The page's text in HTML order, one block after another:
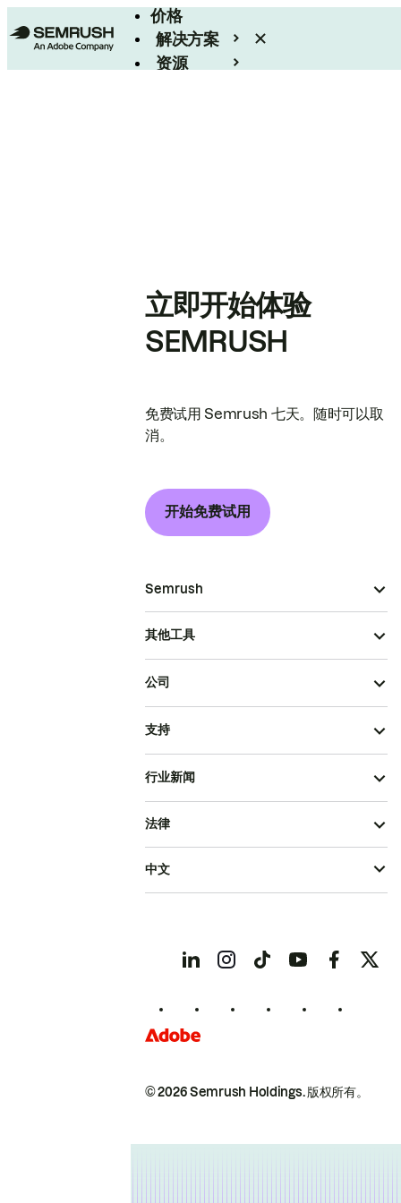
价格
解决方案
资源
立即开始体验
SEMRUSH
免费试用 Semrush 七天。随时可以取
消。
开始免费试用
Semrush
其他工具
公司
支持
行业新闻
© 2026 Semrush Holdings.版权所有。
法律
中文